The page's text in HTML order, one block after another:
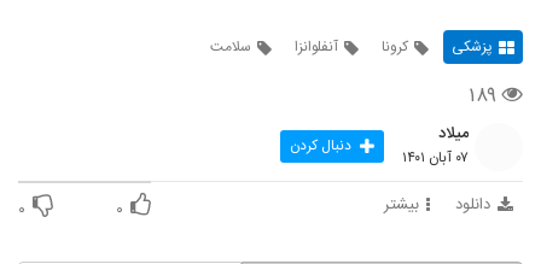
پزشکی کرونا آنفلوانزا سلامت
۱۸۹
میلاد
۰۷ آبان ۱۴۰۱ دنبال کردن
دانلود بیشتر ۰ ۰